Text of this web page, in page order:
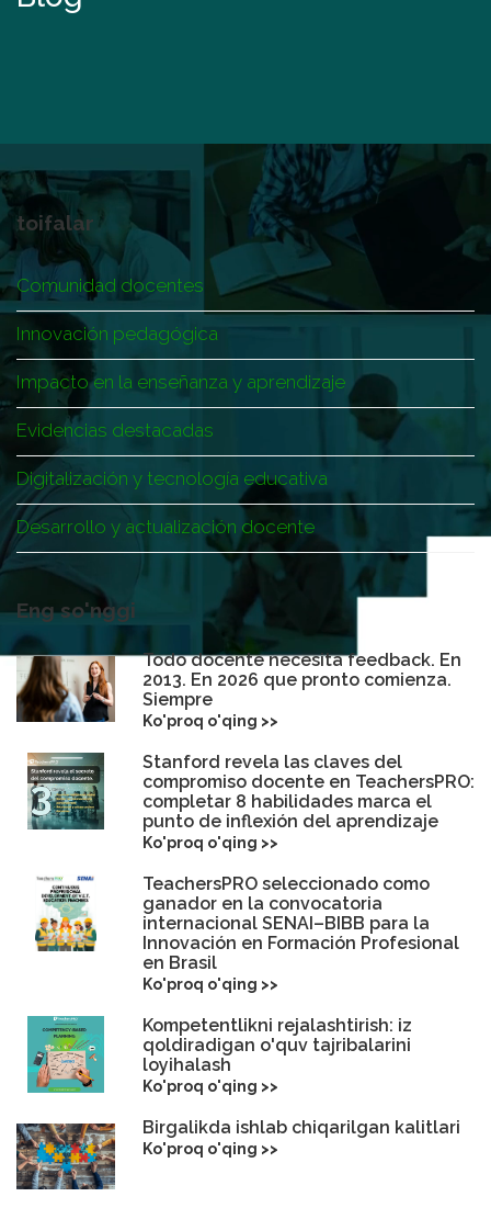
toifalar
Comunidad docentes
Innovación pedagógica
Impacto en la enseñanza y aprendizaje
Evidencias destacadas
Digitalización y tecnología educativa
Desarrollo y actualización docente
Eng so'nggi
Todo docente necesita feedback. En
2013. En 2026 que pronto comienza.
Siempre
Ko'proq o'qing >>
Stanford revela las claves del
compromiso docente en TeachersPRO:
completar 8 habilidades marca el
punto de inflexión del aprendizaje
Ko'proq o'qing >>
TeachersPRO seleccionado como
ganador en la convocatoria
internacional SENAI–BIBB para la
Innovación en Formación Profesional
en Brasil
Ko'proq o'qing >>
Kompetentlikni rejalashtirish: iz
qoldiradigan o'quv tajribalarini
loyihalash
Ko'proq o'qing >>
Birgalikda ishlab chiqarilgan kalitlari
Ko'proq o'qing >>